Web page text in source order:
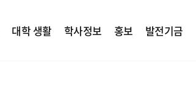
대학 생활 학사정보 홍보 발전기금